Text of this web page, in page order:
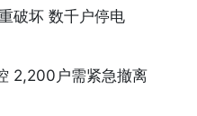
破坏 数千户停电
2,200户需紧急撤离